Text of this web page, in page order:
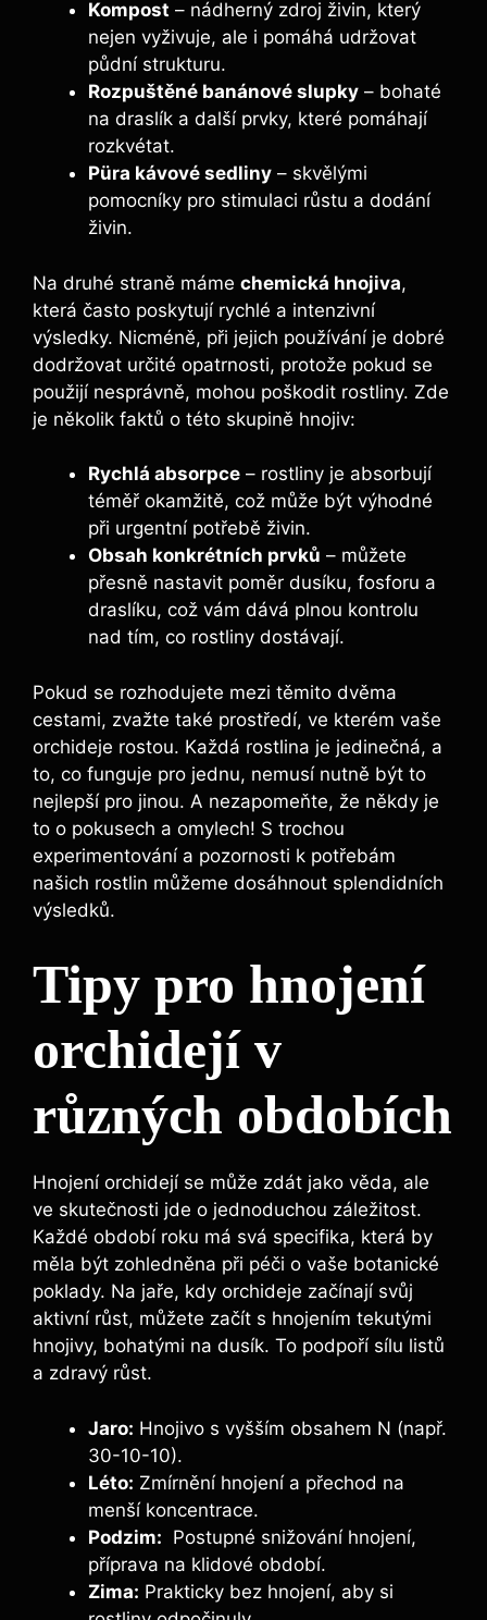
Kompost – nádherný zdroj živin, který
‌nejen vyživuje, ale i ⁤pomáhá ⁤udržovat
půdní strukturu.
Rozpuštěné banánové⁢ slupky – bohaté
na⁤ draslík a další ‌prvky, ‌které pomáhají
rozkvétat.
Püra kávové sedliny – skvělými
pomocníky pro ⁤stimulaci růstu⁤ a dodání
živin.
Na ⁤druhé ​straně máme chemická hnojiva,
⁣která často poskytují rychlé ⁣a intenzivní
výsledky. Nicméně, při jejich používání je ⁢dobré⁤
dodržovat určité opatrnosti, protože pokud ⁣se‍
použijí ‌nesprávně, mohou poškodit rostliny. Zde
je několik faktů o této skupině hnojiv:
Rychlá absorpce – rostliny ⁢je absorbují
⁤téměř‌ okamžitě, ​což může‌ být výhodné
při urgentní ‌potřebě živin.
Obsah konkrétních prvků – můžete
přesně nastavit ⁢poměr dusíku,‌ fosforu a
draslíku, což vám dává ‍plnou ⁤kontrolu
nad tím, co rostliny dostávají.
Pokud se rozhodujete mezi⁤ těmito dvěma
cestami, zvažte také⁤ prostředí, ve kterém vaše‍
orchideje rostou. Každá rostlina je ‍jedinečná, a
to, co ​funguje‌ pro jednu, nemusí‍ nutně být to
nejlepší pro jinou. A nezapomeňte, že ‌někdy⁣ je⁤
to o ⁣pokusech​ a omylech! ⁣S trochou⁣
experimentování⁤ a pozornosti ⁣k potřebám
našich rostlin můžeme ⁤dosáhnout splendidních‍
výsledků.
Tipy pro hnojení
orchidejí​ v
různých obdobích
Hnojení orchidejí se může ‍zdát jako věda, ale
ve ‍skutečnosti jde o jednoduchou záležitost.
Každé období roku⁢ má svá specifika, která by⁤
měla​ být zohledněna při péči o vaše ​botanické‍
poklady. ⁢Na ‍jaře, kdy orchideje začínají⁢ svůj
aktivní ​růst, můžete začít s hnojením tekutými
hnojivy,⁤ bohatými na dusík. To podpoří sílu listů
a zdravý růst.
Jaro: Hnojivo s vyšším ⁤obsahem N ‌(např.
30-10-10).
Léto: ⁣Zmírnění hnojení a přechod na
menší koncentrace.
Podzim: ​ Postupné‍ snižování hnojení,
příprava‍ na‍ klidové období.
Zima: Prakticky bez hnojení,⁤ aby si​